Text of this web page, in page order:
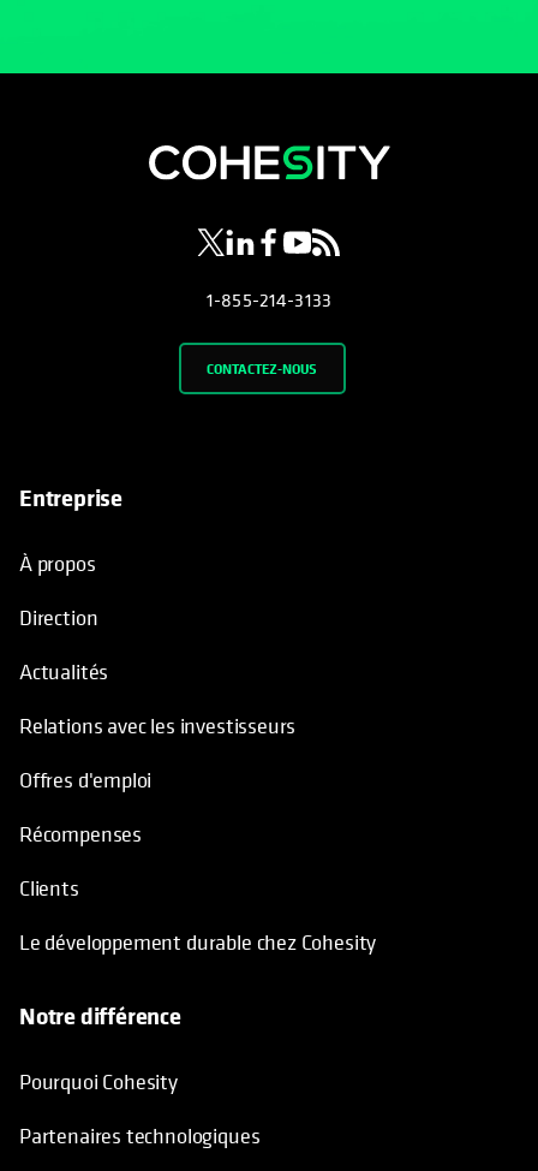
1-855-214-3133
CONTACTEZ-NOUS
À propos
Direction
Actualités
Relations avec les investisseurs
Offres d'emploi
Récompenses
Clients
Le développement durable chez Cohesity
Notre différence
Pourquoi Cohesity
Partenaires technologiques
Alliance pour la sécurité des données